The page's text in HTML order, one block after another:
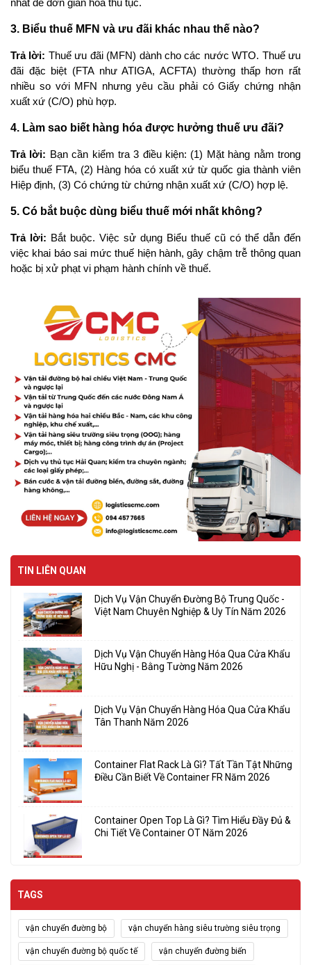
nhất để đơn giản hóa thủ tục.
3. Biểu thuế MFN và ưu đãi khác nhau thế nào?
Trả lời: Thuế ưu đãi (MFN) dành cho các nước WTO. Thuế ưu
đãi đặc biệt (FTA như ATIGA, ACFTA) thường thấp hơn rất
nhiều so với MFN nhưng yêu cầu phải có Giấy chứng nhận
xuất xứ (C/O) phù hợp.
4. Làm sao biết hàng hóa được hưởng thuế ưu đãi?
Trả lời: Bạn cần kiểm tra 3 điều kiện: (1) Mặt hàng nằm trong
biểu thuế FTA, (2) Hàng hóa có xuất xứ từ quốc gia thành viên
Hiệp định, (3) Có chứng từ chứng nhận xuất xứ (C/O) hợp lệ.
5. Có bắt buộc dùng biểu thuế mới nhất không?
Trả lời: Bắt buộc. Việc sử dụng Biểu thuế cũ có thể dẫn đến
việc khai báo sai mức thuế hiện hành, gây chậm trễ thông quan
hoặc bị xử phạt vi phạm hành chính về thuế.
TIN LIÊN QUAN
Dịch Vụ Vận Chuyển Đường Bộ Trung Quốc -
Việt Nam Chuyên Nghiệp & Uy Tín Năm 2026
Dịch Vụ Vận Chuyển Hàng Hóa Qua Cửa Khẩu
Hữu Nghị - Bằng Tường Năm 2026
Dịch Vụ Vận Chuyển Hàng Hóa Qua Cửa Khẩu
Tân Thanh Năm 2026
Container Flat Rack Là Gì? Tất Tần Tật Những
Điều Cần Biết Về Container FR Năm 2026
Container Open Top Là Gì? Tìm Hiểu Đầy Đủ &
Chi Tiết Về Container OT Năm 2026
TAGS
vận chuyển đường bộ vận chuyển hàng siêu trường siêu trọng
vận chuyển đường bộ quốc tế vận chuyển đường biển